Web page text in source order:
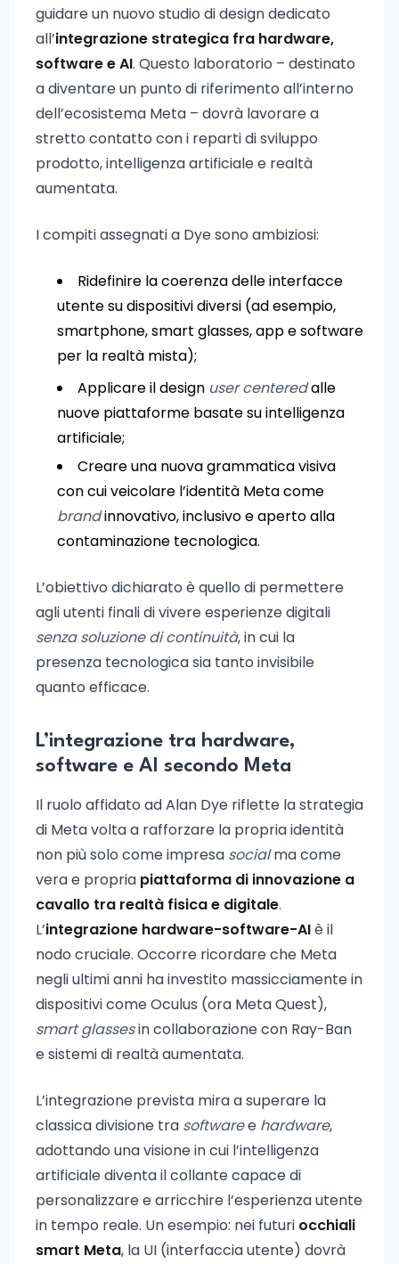
guidare un nuovo studio di design dedicato
all’integrazione strategica fra hardware,
software e AI. Questo laboratorio – destinato
a diventare un punto di riferimento all’interno
dell’ecosistema Meta – dovrà lavorare a
stretto contatto con i reparti di sviluppo
prodotto, intelligenza artificiale e realtà
aumentata.
I compiti assegnati a Dye sono ambiziosi:
Ridefinire la coerenza delle interfacce
utente su dispositivi diversi (ad esempio,
smartphone, smart glasses, app e software
per la realtà mista);
Applicare il design user centeredalle
nuove piattaforme basate su intelligenza
artificiale;
Creare una nuova grammatica visiva
con cui veicolare l’identità Meta come
brandinnovativo, inclusivo e aperto alla
contaminazione tecnologica.
L’obiettivo dichiarato è quello di permettere
agli utenti finali di vivere esperienze digitali
senza soluzione di continuità, in cui la
presenza tecnologica sia tanto invisibile
quanto efficace.
L’integrazione tra hardware,
software e AI secondo Meta
Il ruolo affidato ad Alan Dye riflette la strategia
di Meta volta a rafforzare la propria identità
non più solo come impresa socialma come
vera e propria piattaforma di innovazione a
cavallo tra realtà fisica e digitale.
L’integrazione hardware-software-AIè il
nodo cruciale. Occorre ricordare che Meta
negli ultimi anni ha investito massicciamente in
dispositivi come Oculus (ora Meta Quest),
smart glassesin collaborazione con Ray-Ban
e sistemi di realtà aumentata.
L’integrazione prevista mira a superare la
classica divisione tra softwaree hardware,
adottando una visione in cui l’intelligenza
artificiale diventa il collante capace di
personalizzare e arricchire l’esperienza utente
in tempo reale. Un esempio: nei futuri occhiali
smart Meta, la UI (interfaccia utente) dovrà